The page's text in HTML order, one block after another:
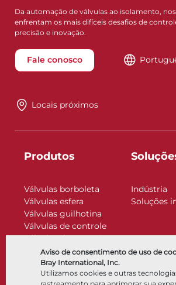
Aviso de consentimento de uso de
Bray International, Inc.
Utilizamos cookies e outras
Da automação de válvulas ao isolamento,
enfrentam os mais difíceis desafios de
precisão e inovação.
Fale conosco
Locais próximos
Produtos
Válvulas borboleta
Válvulas esfera
Válvulas guilhotina
Válvulas de controle
Válvulas de retenção
Atuadores
Acessórios de controle
Criogênico
Indústria
Soluções